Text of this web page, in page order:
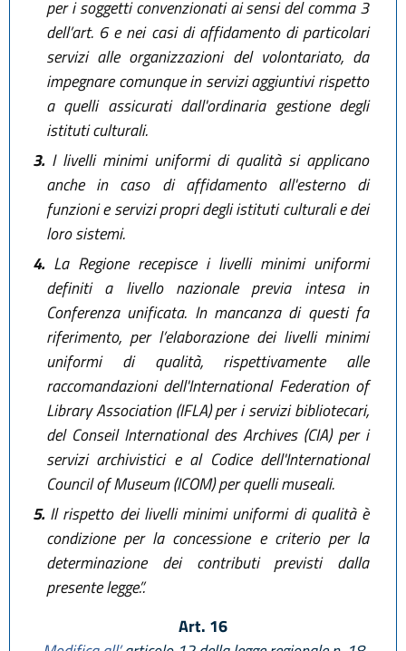
per i soggetti convenzionati ai sensi del comma 3
dell’art. 6 e nei casi di affidamento di particolari
servizi alle organizzazioni del volontariato, da
impegnare comunque in servizi aggiuntivi rispetto
a quelli assicurati dall'ordinaria gestione degli
istituti culturali.
3.I livelli minimi uniformi di qualità si applicano
anche in caso di affidamento all'esterno di
funzioni e servizi propri degli istituti culturali e dei
loro sistemi.
4.La Regione recepisce i livelli minimi uniformi
definiti a livello nazionale previa intesa in
Conferenza unificata. In mancanza di questi fa
riferimento, per l’elaborazione dei livelli minimi
uniformi di qualità, rispettivamente alle
raccomandazioni dell'International Federation of
Library Association (IFLA) per i servizi bibliotecari,
del Conseil International des Archives (CIA) per i
servizi archivistici e al Codice dell'International
Council of Museum (ICOM) per quelli museali.
5.Il rispetto dei livelli minimi uniformi di qualità è
condizione per la concessione e criterio per la
determinazione dei contributi previsti dalla
presente legge.”.
Art. 16